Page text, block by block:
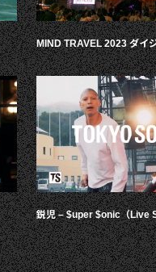
MIND TRAVEL 2023 ダイ
鋭児 – $uper $onic（Live